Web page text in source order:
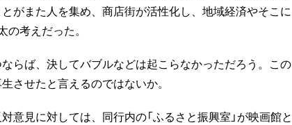
がまた人を集め、商店街が活性化し、地域経済やそこに
考えだった。
らば、決してバブルなどは起こらなかっただろう。この
させたと言えるのではないか。
見に対しては、同行内の「ふるさと振興室」が映画館と